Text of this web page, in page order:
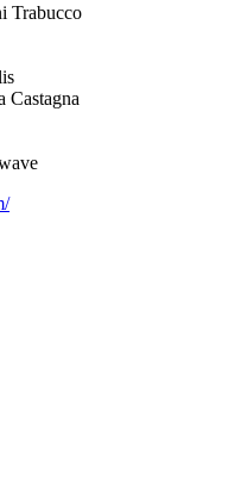
Trabucco
Castagna